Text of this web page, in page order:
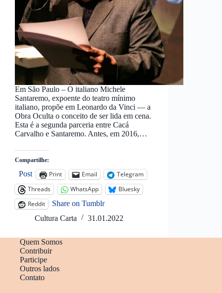
Em São Paulo – O italiano Michele
Santaremo, expoente do teatro mínimo
italiano, propõe em Leonardo da Vinci — a
Obra Oculta o conceito de ser lida em cena.
Esta é a segunda parceria entre Cacá
Carvalho e Santaremo. Antes, em 2016,…
Compartilhe:
Post Print Email
Telegram
Threads
WhatsApp
Bluesky
Reddit
Share on Tumblr
Cultura Carta
31.01.2022
Quem Somos
Contribuir
Participe
Outros lados
Contato